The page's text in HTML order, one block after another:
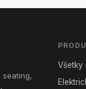
seating,
Všetky